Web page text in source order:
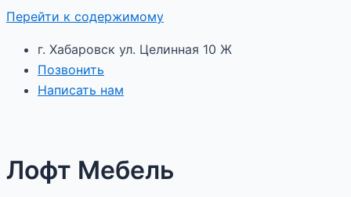
Перейти к содержимому
г. Хабаровск ул. Целинная 10 Ж
Позвонить
Написать нам
Лофт Мебель